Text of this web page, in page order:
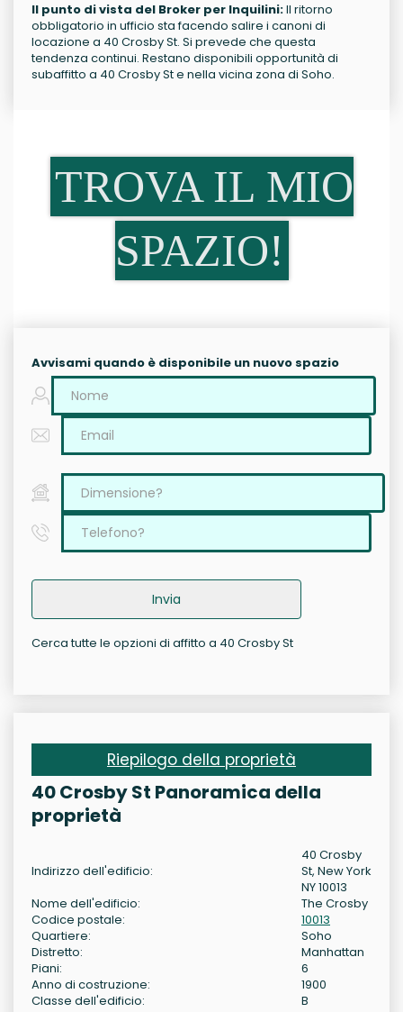
Il punto di vista del Broker per Inquilini:Il ritorno
obbligatorio in ufficio sta facendo salire i canoni di
locazione a 40 Crosby St. Si prevede che questa
tendenza continui. Restano disponibili opportunità di
subaffitto a 40 Crosby St e nella vicina zona di Soho.
TROVA IL MIO
SPAZIO!
Avvisami quando è disponibile un nuovo spazio
Invia
Cerca tutte le opzioni di affitto a 40 Crosby St
Riepilogo della proprietà
40 Crosby St Panoramica della
proprietà
Indirizzo dell'edificio:
40 Crosby
St, New York
NY 10013
Nome dell'edificio:
The Crosby
Codice postale:
10013
Quartiere:
Soho
Distretto:
Manhattan
Piani:
6
Anno di costruzione:
1900
Classe dell'edificio:
B